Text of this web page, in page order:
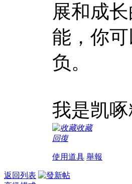
展和成
能，你
负。
我是凯
收藏
回復
使用道具 舉報
返回列表